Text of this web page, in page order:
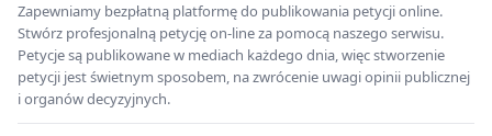
Zapewniamy bezpłatną platformę do publikowania petycji online.
Stwórz profesjonalną petycję on-line za pomocą naszego serwisu.
Petycje są publikowane w mediach każdego dnia, więc stworzenie
petycji jest świetnym sposobem, na zwrócenie uwagi opinii publicznej
i organów decyzyjnych.